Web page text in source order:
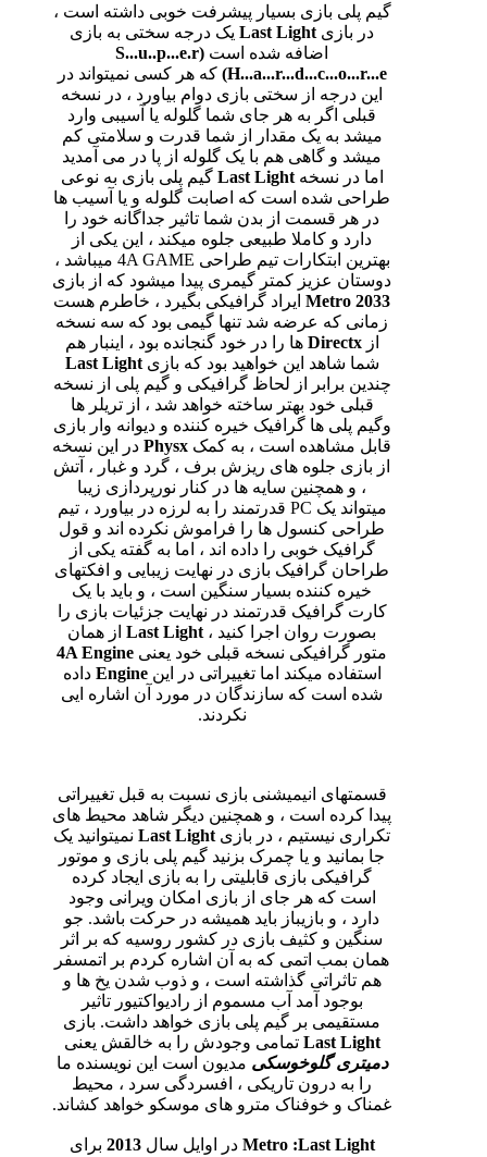
گیم پلی بازی بسیار پیشرفت خوبی داشته است ،
در بازی Last Light یک درجه سختی به بازی
اضافه شده است (S...u..p...e.r
H...a...r...d...c...o...r...e) که هر کسی نمیتواند در
این درجه از سختی بازی دوام بیاورد ، در نسخه
قبلی اگر به هر جای شما گلوله یا آسیبی وارد
میشد به یک مقدار از شما قدرت و سلامتی کم
میشد و گاهی هم با یک گلوله از پا در می آمدید
اما در نسخهLast Light گیم پلی بازی به نوعی
طراحی شده است که اصابت گلوله و یا آسیب ها
در هر قسمت از بدن شما تاثیر جداگانه خود را
دارد و کاملا طبیعی جلوه میکند ، این یکی از
بهترین ابتکارات تیم طراحی 4A GAME میباشد ،
دوستان عزیز کمتر گیمری پیدا میشود که از بازی
Metro 2033 ایراد گرافیکی بگیرد ، خاطرم هست
زمانی که عرضه شد تنها گیمی بود که سه نسخه
ازDirectx ها را در خود گنجانده بود ، اینبار هم
شما شاهد این خواهید بود که بازیLast Light
چندین برابر از لحاظ گرافیکی و گیم پلی از نسخه
قبلی خود بهتر ساخته خواهد شد ، از تریلر ها
وگیم پلی ها گرافیک خیره کننده و دیوانه وار بازی
قابل مشاهده است ، به کمک Physx در این نسخه
از بازی جلوه های ریزش برف ، گرد و غبار ، آتش
، و همچنین سایه ها در کنار نورپردازی زیبا
میتواند یک PC قدرتمند را به لرزه در بیاورد ، تیم
طراحی کنسول ها را فراموش نکرده اند و قول
گرافیک خوبی را داده اند ، اما به گفته یکی از
طراحان گرافیک بازی در نهایت زیبایی و افکتهای
خیره کننده بسیار سنگین است ، و باید با یک
کارت گرافیک قدرتمند در نهایت جزئیات بازی را
بصورت روان اجرا کنید ، Last Light از همان
متور گرافیکی نسخه قبلی خود یعنی 4A Engine
استفاده میکند اما تغییراتی در اینEngine داده
شده است که سازندگان در مورد آن اشاره ایی
نکردند.
قسمتهای انیمیشنی بازی نسبت به قبل تغییراتی
پیدا کرده است ، و همچنین دیگر شاهد محیط های
تکراری نیستیم ، در بازی Last Light نمیتوانید یک
جا بمانید و یا چمرک بزنید گیم پلی بازی و موتور
گرافیکی بازی قابلیتی را به بازی ایجاد کرده
است که هر جای از بازی امکان ویرانی وجود
دارد ، و بازیباز باید همیشه در حرکت باشد. جو
سنگین و کثیف بازی در کشور روسیه که بر اثر
همان بمب اتمی که به آن اشاره کردم بر اتمسفر
هم تاثراتی گذاشته است ، و ذوب شدن یخ ها و
بوجود آمد آب مسموم از رادیواکتیور تاثیر
مستقیمی بر گیم پلی بازی خواهد داشت. بازی
Last Light تمامی وجودش را به خالقش یعنی
دمیتری گلوخوسکی مدیون است این نویسنده ما
را به درون تاریکی ، افسردگی سرد ، محیط
غمناک و خوفناک مترو های موسکو خواهد کشاند.
Metro :Last Light در اوایل سال2013 برای